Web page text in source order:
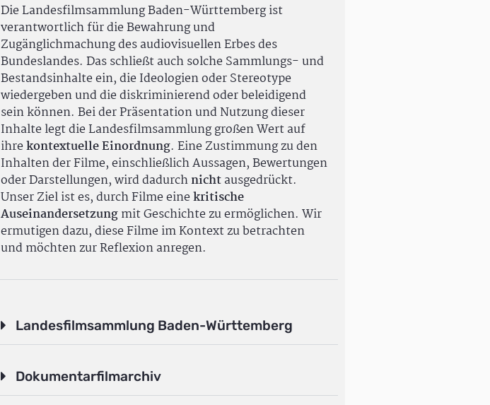
Die Landesfilmsammlung Baden-Württemberg ist
verantwortlich für die Bewahrung und
Zugänglichmachung des audiovisuellen Erbes des
Bundeslandes. Das schließt auch solche Sammlungs- und
Bestandsinhalte ein, die Ideologien oder Stereotype
wiedergeben und die diskriminierend oder beleidigend
sein können. Bei der Präsentation und Nutzung dieser
Inhalte legt die Landesfilmsammlung großen Wert auf
ihrekontextuelle Einordnung. Eine Zustimmung zu den
Inhalten der Filme, einschließlich Aussagen, Bewertungen
oder Darstellungen, wird dadurchnichtausgedrückt.
Unser Ziel ist es, durch Filme einekritische
Auseinandersetzungmit Geschichte zu ermöglichen. Wir
ermutigen dazu, diese Filme im Kontext zu betrachten
und möchten zur Reflexion anregen.
Landesfilmsammlung Baden-Württemberg
Dokumentarfilmarchiv